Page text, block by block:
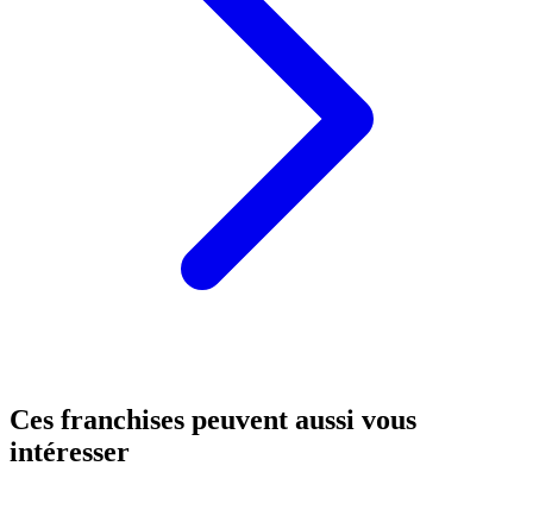
Ces franchises peuvent aussi vous
intéresser